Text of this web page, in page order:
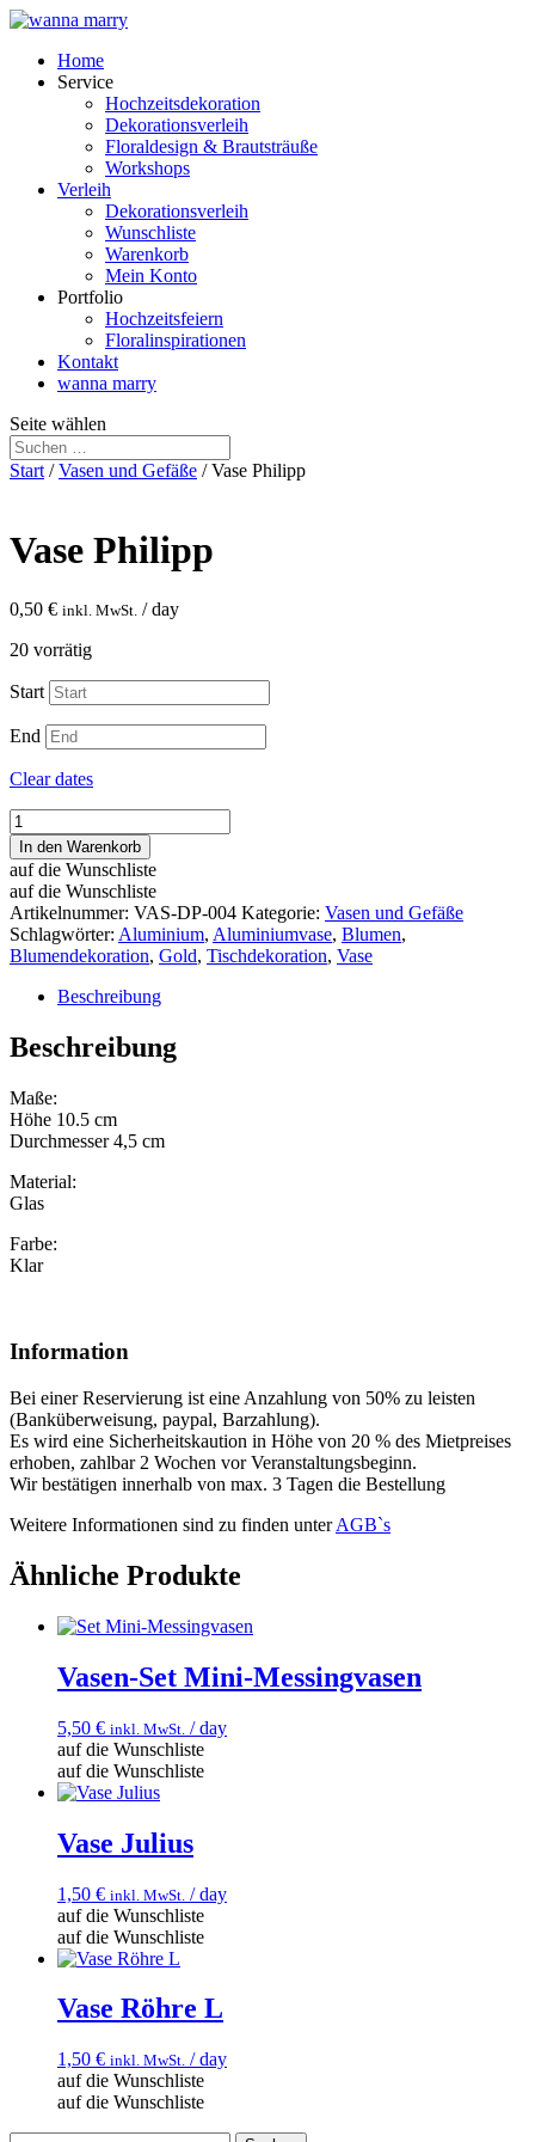
Home
Service
Hochzeitsdekoration
Dekorationsverleih
Floraldesign & Brautsträuße
Workshops
Verleih
Dekorationsverleih
Wunschliste
Warenkorb
Mein Konto
Portfolio
Hochzeitsfeiern
Floralinspirationen
Kontakt
wanna marry
Seite wählen
Start /Vasen und Gefäße / Vase Philipp
Vase Philipp
0,50 € inkl. MwSt. / day
20 vorrätig
Start
End
Clear dates
Vase
Philipp
Menge
In den Warenkorb
auf die Wunschliste
auf die Wunschliste
Artikelnummer: VAS-DP-004 Kategorie: Vasen und Gefäße
Schlagwörter: Aluminium, Aluminiumvase, Blumen,
Blumendekoration, Gold, Tischdekoration, Vase
Beschreibung
Beschreibung
Maße:
Höhe 10.5 cm
Durchmesser 4,5 cm
Material:
Glas
Farbe:
Klar
Information
Bei einer Reservierung ist eine Anzahlung von 50% zu leisten
(Banküberweisung, paypal, Barzahlung).
Es wird eine Sicherheitskaution in Höhe von 20 % des Mietpreises
erhoben, zahlbar 2 Wochen vor Veranstaltungsbeginn.
Wir bestätigen innerhalb von max. 3 Tagen die Bestellung
Weitere Informationen sind zu finden unterAGB`s
Ähnliche Produkte
Vasen-Set Mini-Messingvasen
5,50 € inkl. MwSt. / day
auf die Wunschliste
auf die Wunschliste
Vase Julius
1,50 € inkl. MwSt. / day
auf die Wunschliste
auf die Wunschliste
Vase Röhre L
1,50 € inkl. MwSt. / day
auf die Wunschliste
auf die Wunschliste